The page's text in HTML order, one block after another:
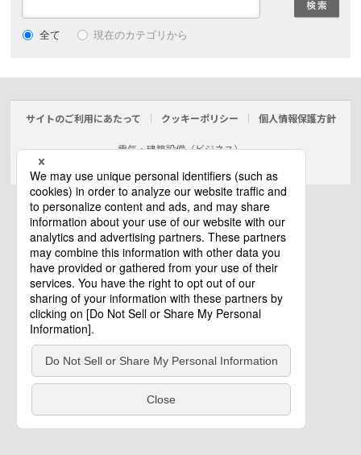
全て 現在のカテゴリから
サイトのご利用にあたって クッキーポリシー 個人情報保護方針
電気・建築設備（ビジネス）